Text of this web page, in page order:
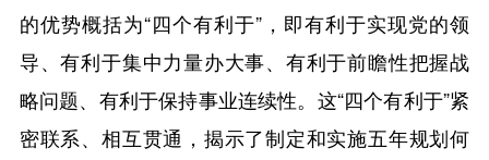
的优势概括为“四个有利于”，即有利于实现党的领
导、有利于集中力量办大事、有利于前瞻性把握战
略问题、有利于保持事业连续性。这“四个有利于”紧
密联系、相互贯通，揭示了制定和实施五年规划何